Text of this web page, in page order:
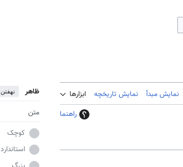
نمایش مبدأ نمایش تاریخچه ابزارها ظاهر نهفتن
متن
کوچک
استاندارد
راهنما